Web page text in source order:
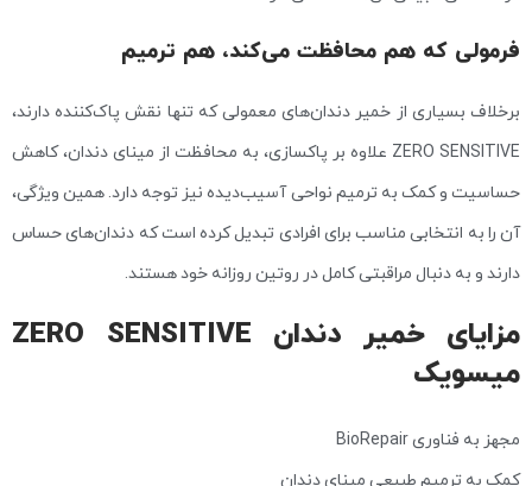
فرمولی که هم محافظت می‌کند، هم ترمیم
برخلاف بسیاری از خمیر دندان‌های معمولی که تنها نقش پاک‌کننده دارند،
ZERO SENSITIVE علاوه بر پاکسازی، به محافظت از مینای دندان، کاهش
حساسیت و کمک به ترمیم نواحی آسیب‌دیده نیز توجه دارد. همین ویژگی،
آن را به انتخابی مناسب برای افرادی تبدیل کرده است که دندان‌های حساس
دارند و به دنبال مراقبتی کامل در روتین روزانه خود هستند.
مزایای خمیر دندان ZERO SENSITIVE
میسویک
مجهز به فناوری BioRepair
کمک به ترمیم طبیعی مینای دندان